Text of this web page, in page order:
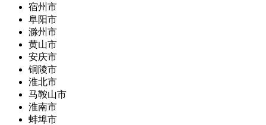
宿州市
阜阳市
滁州市
黄山市
安庆市
铜陵市
淮北市
马鞍山市
淮南市
蚌埠市